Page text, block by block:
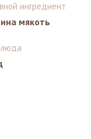
ингредиент
мякоть